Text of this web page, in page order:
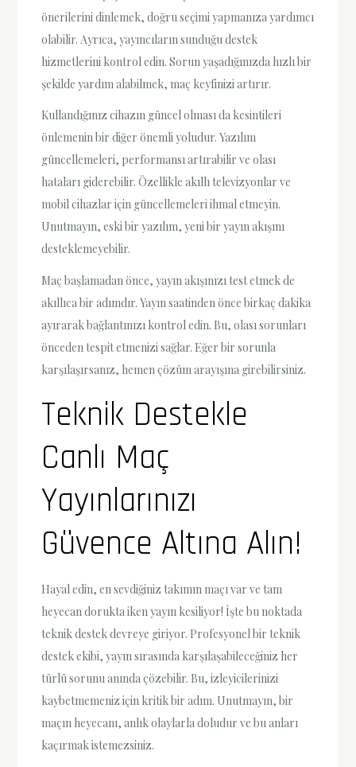
önerilerini dinlemek, doğru seçimi yapmanıza yardımcı
olabilir. Ayrıca, yayıncıların sunduğu destek
hizmetlerini kontrol edin. Sorun yaşadığınızda hızlı bir
şekilde yardım alabilmek, maç keyfinizi artırır.
Kullandığınız cihazın güncel olması da kesintileri
önlemenin bir diğer önemli yoludur. Yazılım
güncellemeleri, performansı artırabilir ve olası
hataları giderebilir. Özellikle akıllı televizyonlar ve
mobil cihazlar için güncellemeleri ihmal etmeyin.
Unutmayın, eski bir yazılım, yeni bir yayın akışını
desteklemeyebilir.
Maç başlamadan önce, yayın akışınızı test etmek de
akıllıca bir adımdır. Yayın saatinden önce birkaç dakika
ayırarak bağlantınızı kontrol edin. Bu, olası sorunları
önceden tespit etmenizi sağlar. Eğer bir sorunla
karşılaşırsanız, hemen çözüm arayışına girebilirsiniz.
Teknik Destekle
Canlı Maç
Yayınlarınızı
Güvence Altına Alın!
Hayal edin, en sevdiğiniz takımın maçı var ve tam
heyecan dorukta iken yayın kesiliyor! İşte bu noktada
teknik destek devreye giriyor. Profesyonel bir teknik
destek ekibi, yayın sırasında karşılaşabileceğiniz her
türlü sorunu anında çözebilir. Bu, izleyicilerinizi
kaybetmemeniz için kritik bir adım. Unutmayın, bir
maçın heyecanı, anlık olaylarla doludur ve bu anları
kaçırmak istemezsiniz.